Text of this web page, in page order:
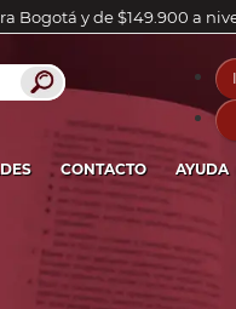
Bogotá y de $149.900 a
CONTACTO AYUDA